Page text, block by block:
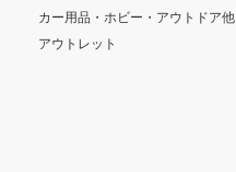
カー用品・ホビー・アウトドア他
アウトレット